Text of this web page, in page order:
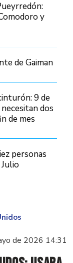
y
de Gaiman
9 de
dos
de mes
personas
de 2026 14:31